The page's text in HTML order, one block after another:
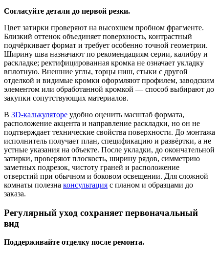
Согласуйте детали до первой резки.
Цвет затирки проверяют на высохшем пробном фрагменте.
Близкий оттенок объединяет поверхность, контрастный
подчёркивает формат и требует особенно точной геометрии.
Ширину шва назначают по рекомендациям серии, калибру и
раскладке; ректифицированная кромка не означает укладку
вплотную. Внешние углы, торцы ниш, стыки с другой
отделкой и видимые кромки оформляют профилем, заводским
элементом или обработанной кромкой — способ выбирают до
закупки сопутствующих материалов.
В 3D-калькуляторе удобно оценить масштаб формата,
расположение акцента и направление раскладки, но он не
подтверждает технические свойства поверхности. До монтажа
исполнитель получает план, спецификацию и развёртки, а не
устные указания на объекте. После укладки, до окончательной
затирки, проверяют плоскость, ширину рядов, симметрию
заметных подрезок, чистоту граней и расположение
отверстий при обычном и боковом освещении. Для сложной
комнаты полезна консультация с планом и образцами до
заказа.
Регулярный уход сохраняет первоначальный
вид
Поддерживайте отделку после ремонта.